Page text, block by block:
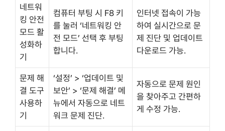
네트워
킹 안전
모드 활
성화하
기
컴퓨터 부팅 시 F8 키
를 눌러 ‘네트워킹 안
전 모드’ 선택 후 부팅
합니다.
인터넷 접속이 가능
하여 실시간으로 문
제 진단 및 업데이트
다운로드 가능.
문제 해
결 도구
사용하
기
‘설정’ > ‘업데이트 및
보안’ > ‘문제 해결’ 메
뉴에서 자동으로 네트
워크 문제 진단.
자동으로 문제 원인
을 찾아주고 간편하
게 수정 가능.